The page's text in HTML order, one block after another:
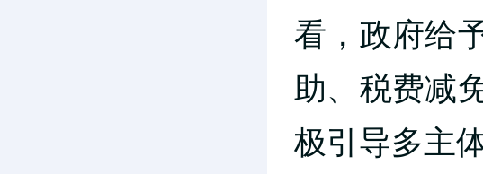
看，政府给
助、税费减
极引导多主